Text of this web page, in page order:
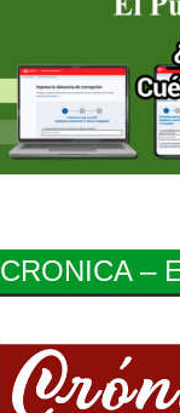
CRONICA –